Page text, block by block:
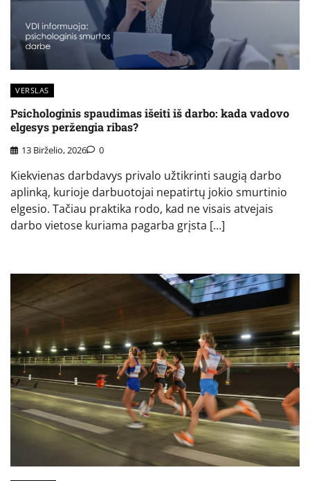
VERSLAS
Psichologinis spaudimas išeiti iš darbo: kada vadovo
elgesys peržengia ribas?
13 Birželio, 2026 0
Kiekvienas darbdavys privalo užtikrinti saugią darbo
aplinką, kurioje darbuotojai nepatirtų jokio smurtinio
elgesio. Tačiau praktika rodo, kad ne visais atvejais
darbo vietose kuriama pagarba grįsta […]